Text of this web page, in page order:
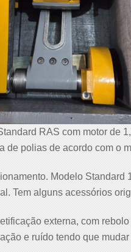
RAS com motor de
polias de acordo com o
Modelo
Tem alguns acessórios
externa, com
e ruído tendo que